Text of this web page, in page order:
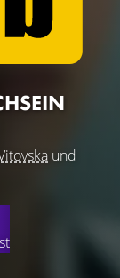
und